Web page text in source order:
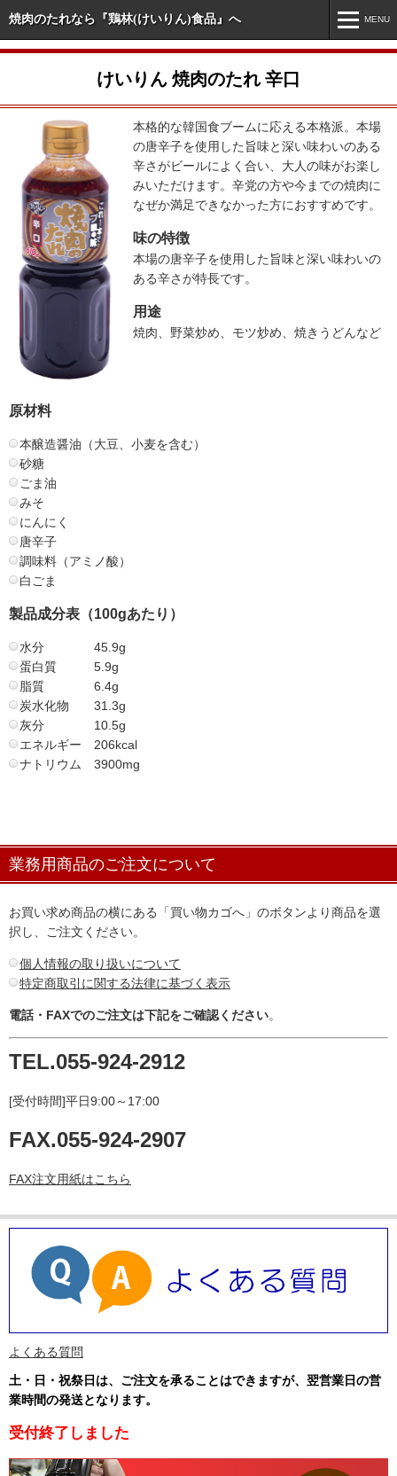
焼肉のたれなら『鶏林(けいりん)食品』へ MENU
MENU
新着情報
市販商品情報
業務用商品情報
オリジナル・特注商品
会社案内
お問い合わせ
けいりん 焼肉のたれ 辛口
本格的な韓国食ブームに応える本格派。本場
の唐辛子を使用した旨味と深い味わいのある
辛さがビールによく合い、大人の味がお楽し
みいただけます。辛党の方や今までの焼肉に
なぜか満足できなかった方におすすめです。
味の特徴
本場の唐辛子を使用した旨味と深い味わいの
ある辛さが特長です。
用途
焼肉、野菜炒め、モツ炒め、焼きうどんなど
原材料
本醸造醤油（大豆、小麦を含む）
砂糖
ごま油
みそ
にんにく
唐辛子
調味料（アミノ酸）
白ごま
製品成分表（100gあたり）
水分 45.9g
蛋白質 5.9g
脂質 6.4g
炭水化物 31.3g
灰分 10.5g
エネルギー 206kcal
ナトリウム 3900mg
業務用商品のご注文について
お買い求め商品の横にある「買い物カゴへ」のボタンより商品を選
択し、ご注文ください。
個人情報の取り扱いについて
特定商取引に関する法律に基づく表示
電話・FAXでのご注文は下記をご確認ください。
TEL.055-924-2912
[受付時間]平日9:00～17:00
FAX.055-924-2907
FAX注文用紙はこちら
よくある質問
土・日・祝祭日は、ご注文を承ることはできますが、翌営業日の営
業時間の発送となります。
受付終了しました